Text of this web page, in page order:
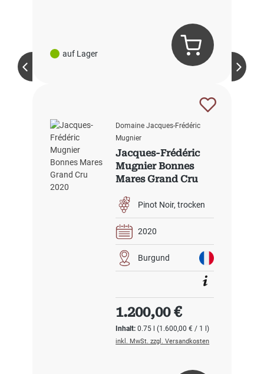
auf Lager
Domaine Jacques-Frédéric
Mugnier
Jacques-Frédéric
Mugnier Bonnes
Mares Grand Cru
Pinot Noir trocken
2020
Burgund
Inhalt:0.75 l(1.600,00 € / 1 l)
Regulärer Preis:
1.200,00 €
inkl. MwSt. zzgl. Versandkosten